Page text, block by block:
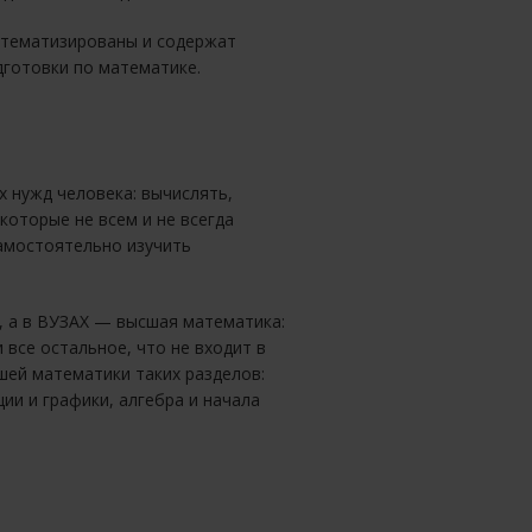
и содержат
по математике.
нужд человека: вычислять,
не всем и не всегда
изучить
а в ВУЗАХ — высшая математика:
остальное, что не входит в
математики таких разделов:
и графики, алгебра и начала